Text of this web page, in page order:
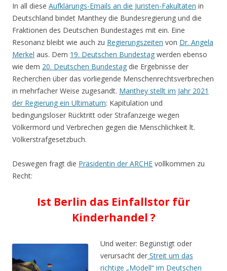
In all diese Aufklärungs-Emails an die Juristen-Fakultäten in
Deutschland bindet Manthey die Bundesregierung und die
Fraktionen des Deutschen Bundestages mit ein. Eine
Resonanz bleibt wie auch zu Regierungszeiten von Dr. Angela
Merkel aus. Dem 19. Deutschen Bundestag werden ebenso
wie dem 20. Deutschen Bundestag die Ergebnisse der
Recherchen über das vorliegende Menschenrechtsverbrechen
in mehrfacher Weise zugesandt. Manthey stellt im Jahr 2021
der Regierung ein Ultimatum: Kapitulation und
bedingungsloser Rücktritt oder Strafanzeige wegen
Völkermord und Verbrechen gegen die Menschlichkeit lt.
Völkerstrafgesetzbuch.
Deswegen fragt die Präsidentin der ARCHE vollkommen zu
Recht:
Ist Berlin das Einfallstor für
Kinderhandel ?
Und weiter: Begünstigt oder
verursacht der Streit um das
richtige „Modell“ im Deutschen